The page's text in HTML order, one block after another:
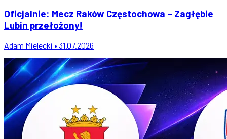
Oficjalnie: Mecz Raków Częstochowa – Zagłębie
Lubin przełożony!
Adam Mielecki • 31.07.2026